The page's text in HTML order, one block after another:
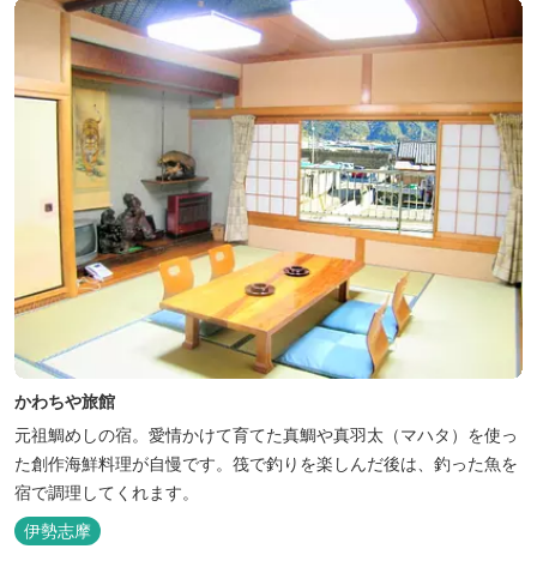
かわちや旅館
元祖鯛めしの宿。愛情かけて育てた真鯛や真羽太（マハタ）を使っ
た創作海鮮料理が自慢です。筏で釣りを楽しんだ後は、釣った魚を
宿で調理してくれます。
伊勢志摩